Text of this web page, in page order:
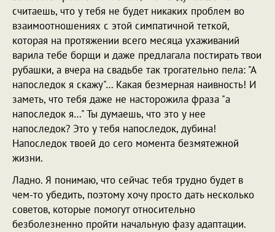
считаешь, что у тебя не будет никаких проблем во
взаимоотношениях с этой симпатичной теткой,
которая на протяжении всего месяца ухаживаний
варила тебе борщи и даже предлагала постирать твои
рубашки, а вчера на свадьбе так трогательно пела: "А
напоследок я скажу"… Какая безмерная наивность! И
заметь, что тебя даже не насторожила фраза "а
напоследок я…" Ты думаешь, что это у нее
напоследок? Это у тебя напоследок, дубина!
Напоследок твоей до сего момента безмятежной
жизни.
Ладно. Я понимаю, что сейчас тебя трудно будет в
чем-то убедить, поэтому хочу просто дать несколько
советов, которые помогут относительно
безболезненно пройти начальную фазу адаптации.